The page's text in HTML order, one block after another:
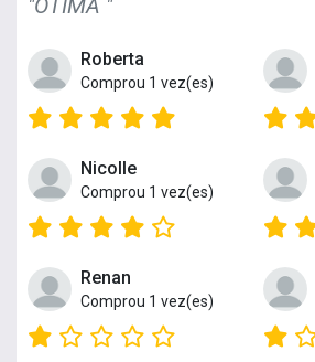
"ÓTIMA "
Roberta
Comprou 1 vez(es)
Nicolle
Comprou 1 vez(es)
Renan
Comprou 1 vez(es)